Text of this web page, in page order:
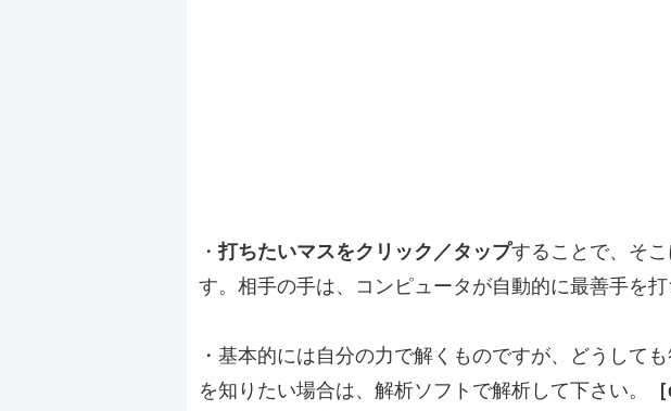
・打ちたいマスをクリック／タップすることで、そ
す。相手の手は、コンピュータが自動的に最善手を打
・基本的には自分の力で解くものですが、どうして
を知りたい場合は、解析ソフトで解析して下さい。